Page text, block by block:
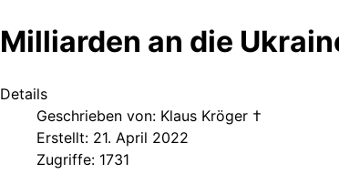
Milliarden an die
Details
Geschrieben von: Klaus Kröger †
Erstellt: 21. April 2022
Zugriffe: 1731